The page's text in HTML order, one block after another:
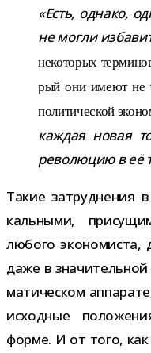
«Есть, однако,
не могли
неко­то­рых
рый они имеют не
поли­ти­че­ской
каж­дая новая
рево­лю­цию в её
Такие затруд­не­ния
каль­ными,
любого эко­но­ми­ста,
даже в
ма­ти­че­ском
исход­ные
форме. И от того,